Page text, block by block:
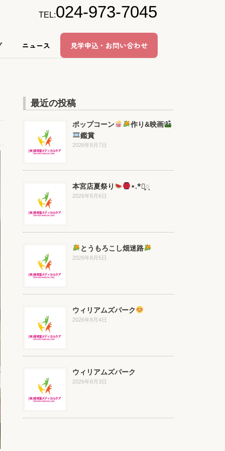
ニュース 見学申込・お問い合わせ
TEL:024-973-7045
最近の投稿
ポップコーン
作り&映画
鑑賞
2026年8月7日
本宮店夏祭り ⋆.*⃝̥◌̥
2026年8月6日
とうもろこし畑迷路
2026年8月5日
ウィリアムズパーク
2026年8月4日
ウィリアムズパーク
2026年8月3日